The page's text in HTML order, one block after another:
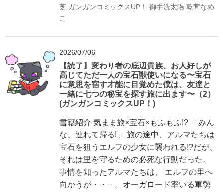
芝 ガンガンコミックスUP！ 御手洗太陽 乾茸なめ
こ
2026/07/06
【読了】変わり者の底辺貴族、お人好しが
高じてただ一人の宝石獣使いになる〜宝石
に意思を宿す才能に目覚めた僕は、友達と
一緒に七つの秘宝を探す旅に出ます〜（2）
(ガンガンコミックスUP！)
書籍紹介 気まま旅×宝石×もふもふ!? 「みん
な、連れて帰る!」 旅の途中、アルマたちは
宝石を狙うエルフの少女に襲われる!?だが、
それは里を守るための必死な行動だった。
事情を知ったアルマたちは、 エルフの里へ
向かうが・・・。オーガロード率いる軍勢